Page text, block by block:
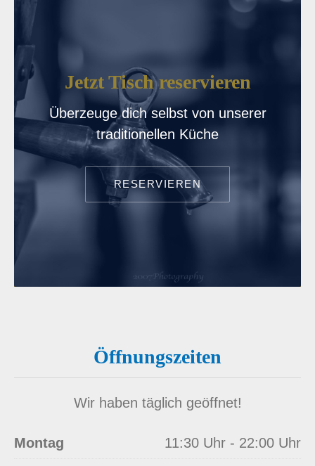
Jetzt Tisch reservieren
Überzeuge dich selbst von unserer
traditionellen Küche
RESERVIEREN
Öffnungszeiten
Wir haben täglich geöffnet!
Montag 11:30 Uhr - 22:00 Uhr